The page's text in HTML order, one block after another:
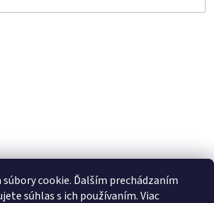
cookie. Ďalším prechádzaním
súhlas s ich používaním. Viac